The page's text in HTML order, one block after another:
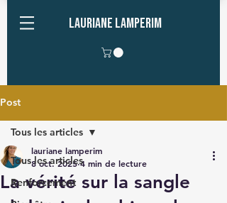
Lauriane Lamperim
Post
Tous les articles
Renforcement
Tous les articles
La vérité sur la sangle
lauriane lamperim
8 oct. 2025 4 min de lecture